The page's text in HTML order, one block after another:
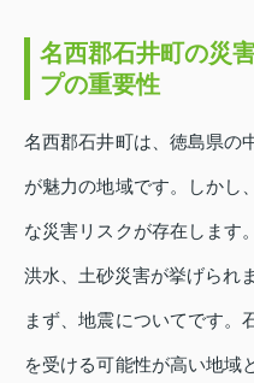
名西郡石井町の災
プの重要性
名西郡石井町は、徳島県の
が魅力の地域です。しかし
な災害リスクが存在します
洪水、土砂災害が挙げられま
まず、地震についてです。
を受ける可能性が高い地域